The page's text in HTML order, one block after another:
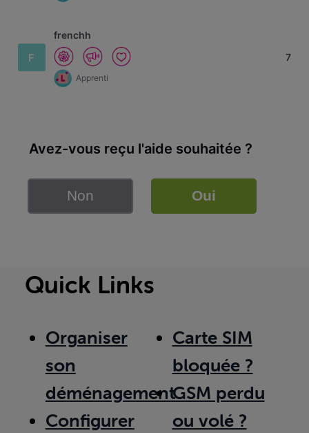
F
frenchh
Apprenti
7
Avez-vous reçu l'aide souhaitée ?
Non Oui
Quick Links
Organiser
son
déménagement
Configurer
Carte SIM
bloquée ?
GSM perdu
ou volé ?